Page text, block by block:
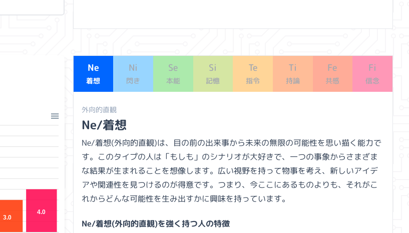
3.0
4.0
Ne
着想
Ni
閃き
Se
本能
Si
記憶
Te
指令
Ti
持論
Fe
共感
Fi
信念
外向的直観
Ne/着想
Ne/着想(外向的直観)は、目の前の出来事から未来の無限の可能性を思い描く能力で
す。このタイプの人は「もしも」のシナリオが大好きで、一つの事象からさまざま
な結果が生まれることを想像します。広い視野を持って物事を考え、新しいアイデ
アや関連性を見つけるのが得意です。つまり、今ここにあるものよりも、それがこ
れからどんな可能性を生み出すかに興味を持っています。
Ne/着想(外向的直観)を強く持つ人の特徴